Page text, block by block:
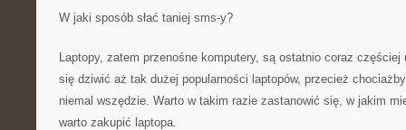
W jaki sposób słać taniej sms-y?
Laptopy, zatem przenośne komputery, są ostatnio coraz
się dziwić aż tak dużej popularności laptopów, przecież
niemal wszędzie. Warto w takim razie zastanowić się, w jakim
warto zakupić laptopa.